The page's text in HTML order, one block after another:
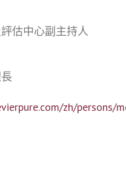
估中心副主持人
zh/persons/